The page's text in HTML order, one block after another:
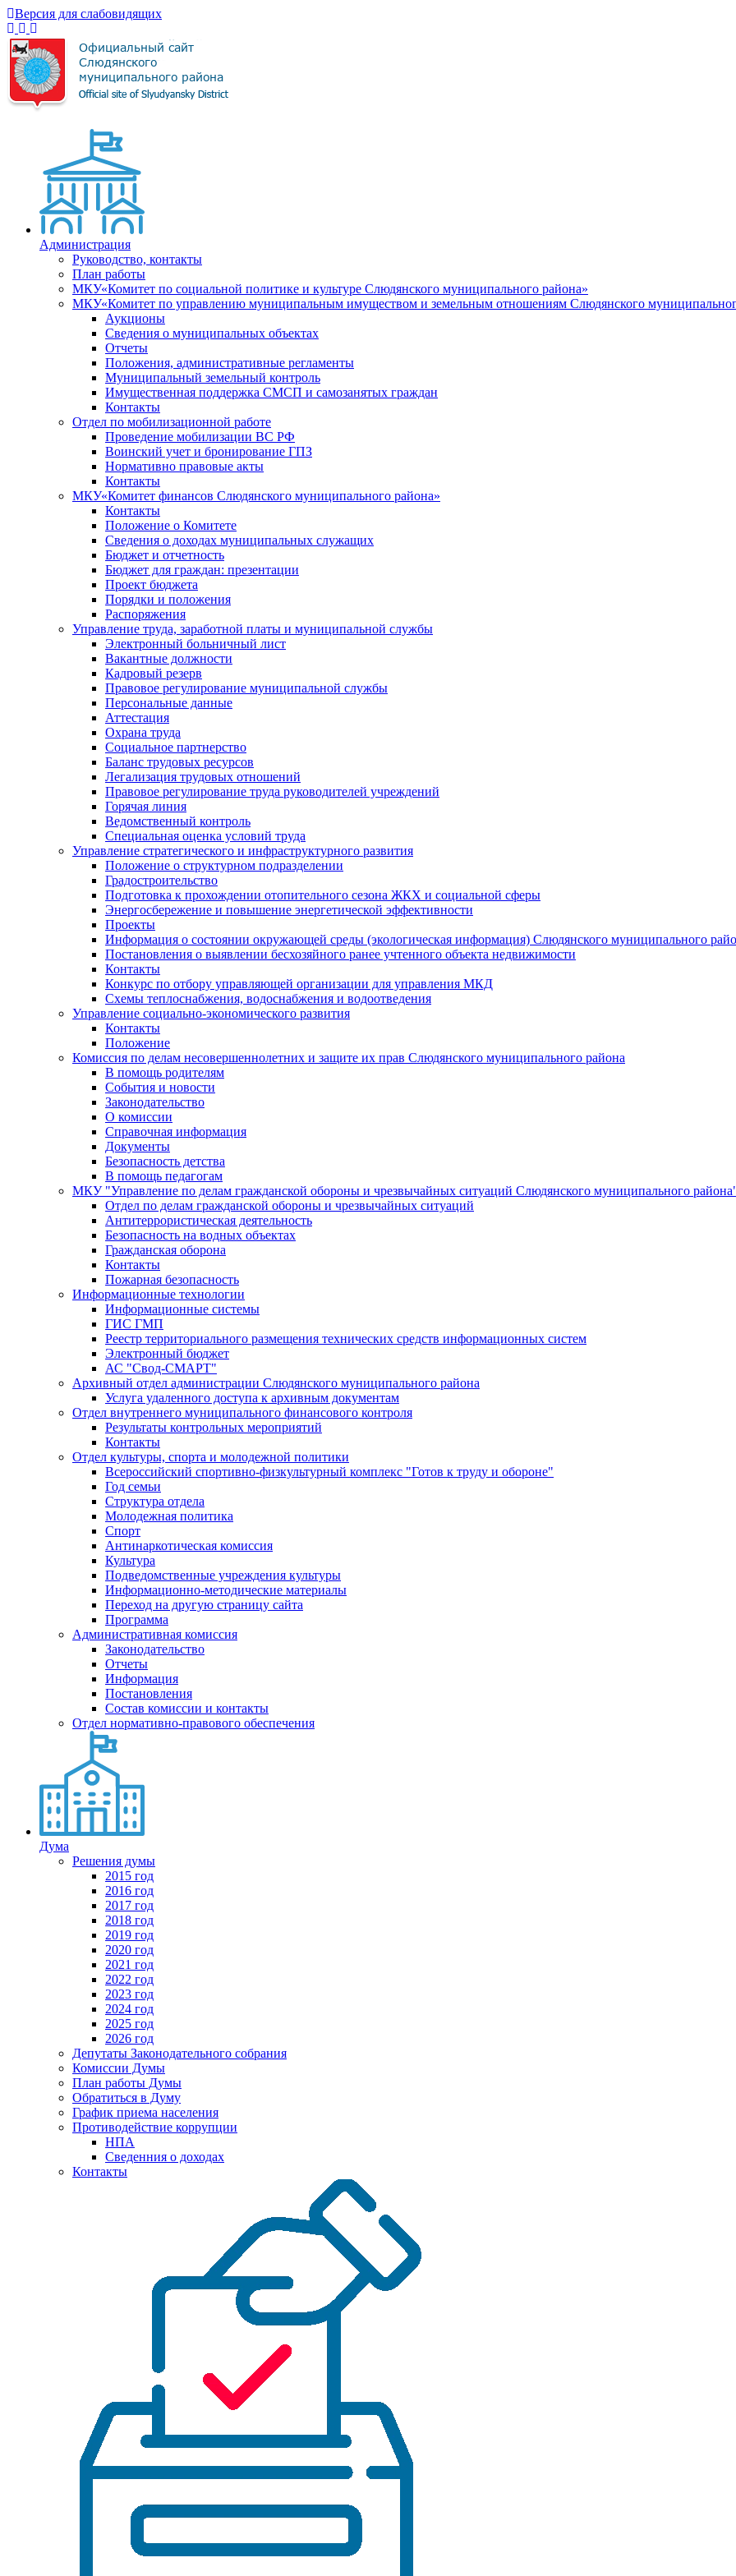
Версия для слабовидящих
Администрация
Руководство, контакты
План работы
МКУ«Комитет по социальной политике и культуре Слюдянского муниципального района»
МКУ«Комитет по управлению муниципальным имуществом и земельным отношениям Слюдянского
Аукционы
Сведения о муниципальных объектах
Отчеты
Положения, административные регламенты
Муниципальный земельный контроль
Имущественная поддержка СМСП и самозанятых граждан
Контакты
Отдел по мобилизационной работе
Проведение мобилизации ВС РФ
Воинский учет и бронирование ГПЗ
Нормативно правовые акты
Контакты
МКУ«Комитет финансов Слюдянского муниципального района»
Контакты
Положение о Комитете
Сведения о доходах муниципальных служащих
Бюджет и отчетность
Бюджет для граждан: презентации
Проект бюджета
Порядки и положения
Распоряжения
Управление труда, заработной платы и муниципальной службы
Электронный больничный лист
Вакантные должности
Кадровый резерв
Правовое регулирование муниципальной службы
Персональные данные
Аттестация
Охрана труда
Социальное партнерство
Баланс трудовых ресурсов
Легализация трудовых отношений
Правовое регулирование труда руководителей учреждений
Горячая линия
Ведомственный контроль
Специальная оценка условий труда
Управление стратегического и инфраструктурного развития
Положение о структурном подразделении
Градостроительство
Подготовка к прохождении отопительного сезона ЖКХ и социальной сферы
Энергосбережение и повышение энергетической эффективности
Проекты
Информация о состоянии окружающей среды (экологическая информация) Слюдянского муниципального
Постановления о выявлении бесхозяйного ранее учтенного объекта недвижимости
Контакты
Конкурс по отбору управляющей организации для управления МКД
Схемы теплоснабжения, водоснабжения и водоотведения
Управление социально-экономического развития
Контакты
Положение
Комиссия по делам несовершеннолетних и защите их прав Слюдянского муниципального района
В помощь родителям
События и новости
Законодательство
О комиссии
Справочная информация
Документы
Безопасность детства
В помощь педагогам
МКУ "Управление по делам гражданской обороны и чрезвычайных ситуаций Слюдянского муниципального
Отдел по делам гражданской обороны и чрезвычайных ситуаций
Антитеррористическая деятельность
Безопасность на водных объектах
Гражданская оборона
Контакты
Пожарная безопасность
Информационные технологии
Информационные системы
ГИС ГМП
Реестр территориального размещения технических средств информационных систем
Электронный бюджет
АС "Свод-СМАРТ"
Архивный отдел администрации Слюдянского муниципального района
Услуга удаленного доступа к архивным документам
Отдел внутреннего муниципального финансового контроля
Результаты контрольных мероприятий
Контакты
Отдел культуры, спорта и молодежной политики
Всероссийский спортивно-физкультурный комплекс "Готов к труду и обороне"
Год семьи
Структура отдела
Молодежная политика
Спорт
Антинаркотическая комиссия
Культура
Подведомственные учреждения культуры
Информационно-методические материалы
Переход на другую страницу сайта
Программа
Административная комиссия
Законодательство
Отчеты
Информация
Постановления
Состав комиссии и контакты
Отдел нормативно-правового обеспечения
Дума
Решения думы
2015 год
2016 год
2017 год
2018 год
2019 год
2020 год
2021 год
2022 год
2023 год
2024 год
2025 год
2026 год
Депутаты Законодательного собрания
Комиссии Думы
План работы Думы
Обратиться в Думу
График приема населения
Противодействие коррупции
НПА
Сведенния о доходах
Контакты